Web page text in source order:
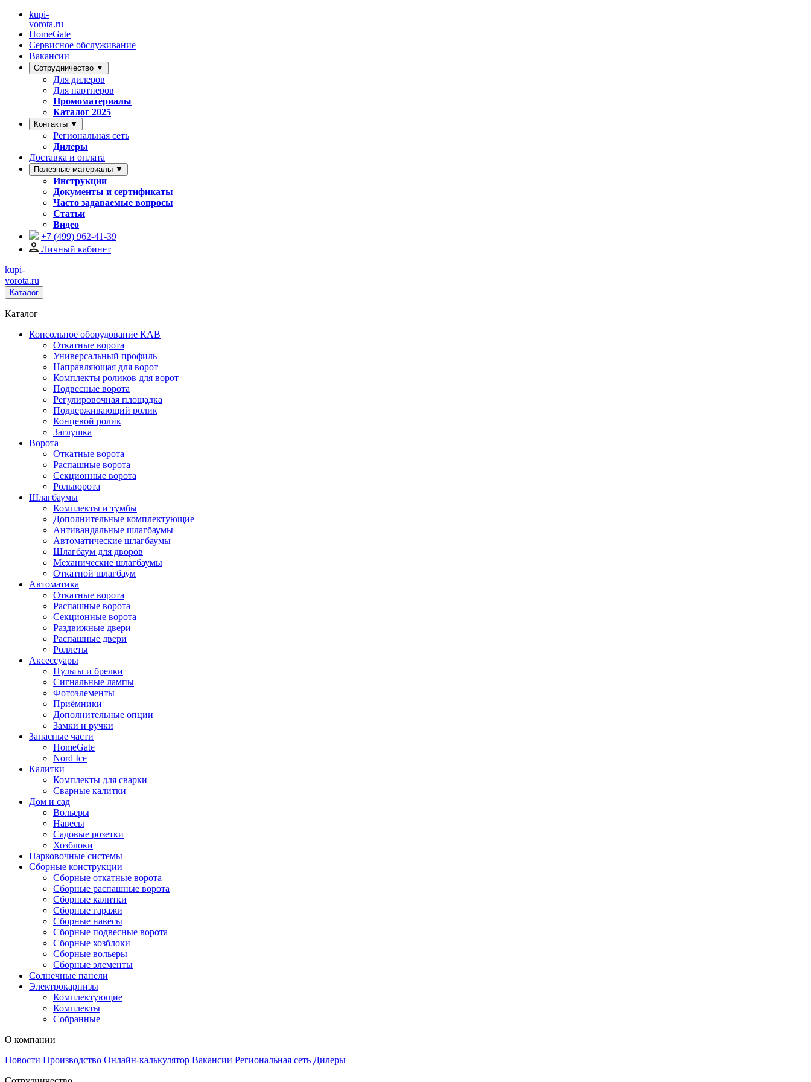
kupi-
vorota.ru
HomeGate
Сервисное обслуживание
Вакансии
Сотрудничество ▼
Для дилеров
Для партнеров
Промоматериалы
Каталог 2025
Контакты ▼
Региональная сеть
Дилеры
Доставка и оплата
Полезные материалы ▼
Инструкции
Документы и сертификаты
Часто задаваемые вопросы
Статьи
Видео
+7 (499) 962-41-39
Личный кабинет
kupi-
vorota.ru
Каталог
Каталог
Консольное оборудование КАВ
Откатные ворота
Универсальный профиль
Направляющая для ворот
Комплекты роликов для ворот
Подвесные ворота
Регулировочная площадка
Поддерживающий ролик
Концевой ролик
Заглушка
Ворота
Откатные ворота
Распашные ворота
Секционные ворота
Рольворота
Шлагбаумы
Комплекты и тумбы
Дополнительные комплектующие
Антивандальные шлагбаумы
Автоматические шлагбаумы
Шлагбаум для дворов
Механические шлагбаумы
Откатной шлагбаум
Автоматика
Откатные ворота
Распашные ворота
Секционные ворота
Раздвижные двери
Распашные двери
Роллеты
Аксессуары
Пульты и брелки
Сигнальные лампы
Фотоэлементы
Приёмники
Дополнительные опции
Замки и ручки
Запасные части
HomeGate
Nord Ice
Калитки
Комплекты для сварки
Сварные калитки
Дом и сад
Вольеры
Навесы
Садовые розетки
Хозблоки
Парковочные системы
Сборные конструкции
Сборные откатные ворота
Сборные распашные ворота
Сборные калитки
Сборные гаражи
Сборные навесы
Сборные подвесные ворота
Сборные хозблоки
Сборные вольеры
Сборные элементы
Солнечные панели
Электрокарнизы
Комплектующие
Комплекты
Собранные
О компании
Новости Производство Онлайн-калькулятор Вакансии Региональная сеть Дилеры